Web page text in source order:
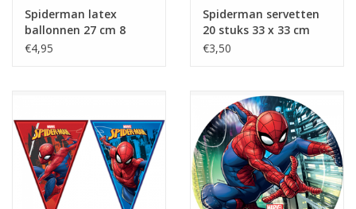
Spiderman latex
ballonnen 27 cm 8
stuks
€4,95
Spiderman servetten
20 stuks 33 x 33 cm
€3,50